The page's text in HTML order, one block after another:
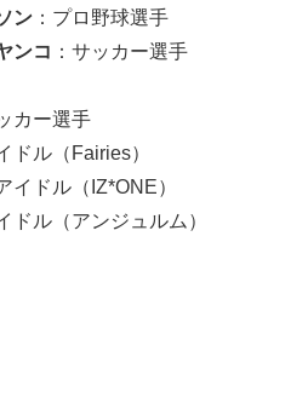
ン ：プロ野球選手
ンコ ：サッカー選手
カー選手
ドル（Fairies）
イドル（IZ*ONE）
ドル（アンジュルム）